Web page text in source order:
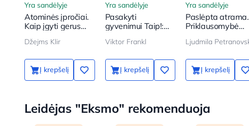
Yra sandėlyje
Atominės įpročiai.
Kaip įgyti gerus
atsikratyti blogų
Džejms Klir
Į krepšelį
Yra sandėlyje
Pasakyti
gyvenimui Taip!:
koncentracijos
Viktor Frankl
Į krepšelį
Yra sandėlyje
Paslėpta atrama.
Priklausomybė
Į krepšelį
Leidėjas "Eksmo" rekomenduoja